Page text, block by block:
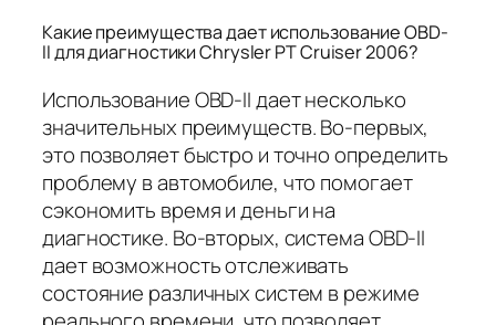
Какие преимущества дает использование OBD-
II для диагностики Chrysler PT Cruiser 2006?
Использование OBD-II дает несколько
значительных преимуществ. Во-первых,
это позволяет быстро и точно определить
проблему в автомобиле, что помогает
сэкономить время и деньги на
диагностике. Во-вторых, система OBD-II
дает возможность отслеживать
состояние различных систем в режиме